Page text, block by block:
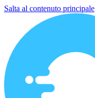
Salta al contenuto principale